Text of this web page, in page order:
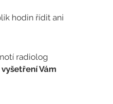
hodin řídit ani
radiolog
Vám